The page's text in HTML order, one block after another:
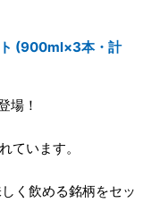
ト (900ml×3本・計
場！
ています。
く飲める銘柄をセッ